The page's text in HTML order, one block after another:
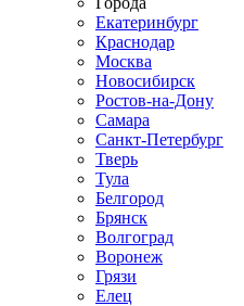
Екатеринбург
Краснодар
Москва
Новосибирск
Ростов-на-Дону
Самара
Санкт-Петербург
Тверь
Тула
Белгород
Брянск
Волгоград
Воронеж
Грязи
Елец